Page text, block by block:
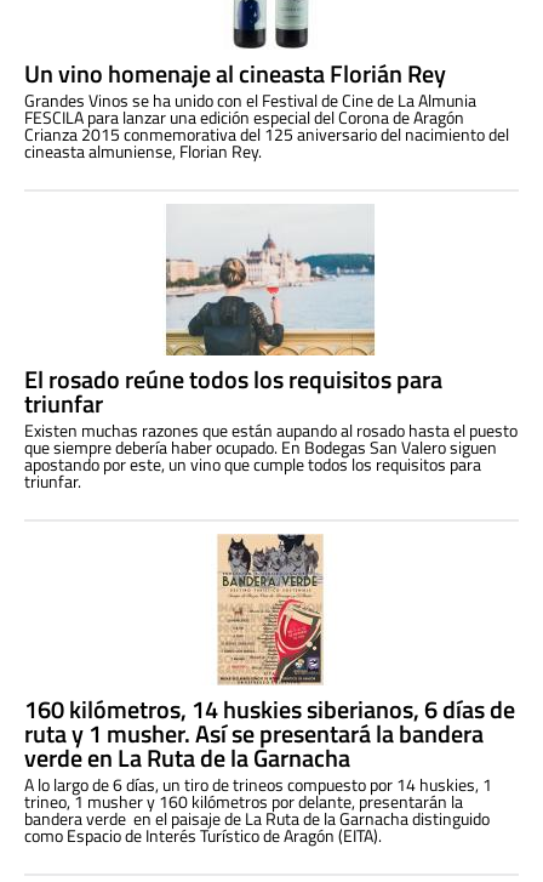
Un vino homenaje al cineasta Florián Rey
Grandes Vinos se ha unido con el Festival de Cine de La Almunia
FESCILA para lanzar una edición especial del Corona de Aragón
Crianza 2015 conmemorativa del 125 aniversario del nacimiento del
cineasta almuniense, Florian Rey.
El rosado reúne todos los requisitos para
triunfar
Existen muchas razones que están aupando al rosado hasta el puesto
que siempre debería haber ocupado. En Bodegas San Valero siguen
apostando por este, un vino que cumple todos los requisitos para
triunfar.
160 kilómetros, 14 huskies siberianos, 6 días de
ruta y 1 musher. Así se presentará la bandera
verde en La Ruta de la Garnacha
A lo largo de 6 días, un tiro de trineos compuesto por 14 huskies, 1
trineo, 1 musher y 160 kilómetros por delante, presentarán la
bandera verde en el paisaje de La Ruta de la Garnacha distinguido
como Espacio de Interés Turístico de Aragón (EITA).